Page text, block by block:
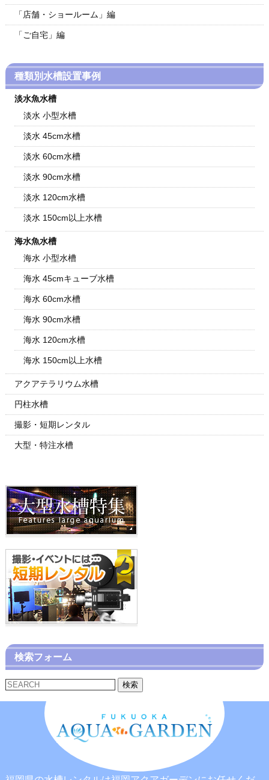
「店舗・ショールーム」編
「ご自宅」編
種類別水槽設置事例
淡水魚水槽
淡水 小型水槽
淡水 45cm水槽
淡水 60cm水槽
淡水 90cm水槽
淡水 120cm水槽
淡水 150cm以上水槽
海水魚水槽
海水 小型水槽
海水 45cmキューブ水槽
海水 60cm水槽
海水 90cm水槽
海水 120cm水槽
海水 150cm以上水槽
アクアテラリウム水槽
円柱水槽
撮影・短期レンタル
大型・特注水槽
検索フォーム
検索